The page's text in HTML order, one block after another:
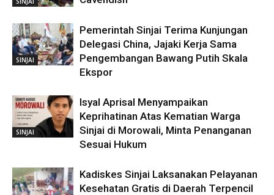
SINJAI
Pemerintah Sinjai Terima Kunjungan
Delegasi China, Jajaki Kerja Sama
Pengembangan Bawang Putih Skala
Ekspor
SINJAI
Isyal Aprisal Menyampaikan
Keprihatinan Atas Kematian Warga
Sinjai di Morowali, Minta Penanganan
Sesuai Hukum
Kadiskes Sinjai Laksanakan Pelayanan
Kesehatan Gratis di Daerah Terpencil